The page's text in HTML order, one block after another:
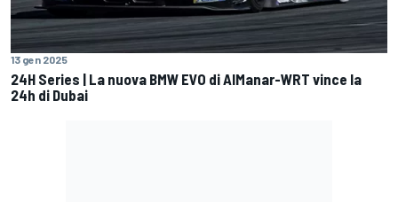
13 gen 2025
24H Series | La nuova BMW EVO di AlManar-WRT vince la
24h di Dubai